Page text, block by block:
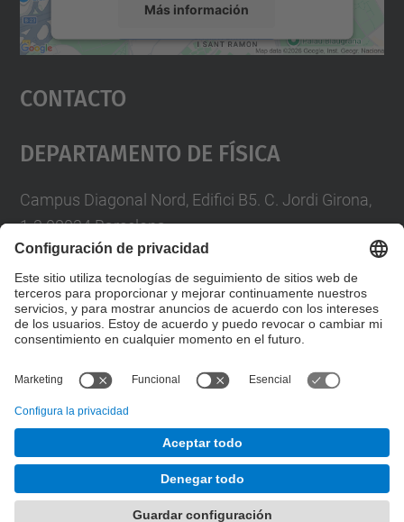
Más información
Aceptar
powered by
Contacto
Departamento De Física
Campus Diagonal Nord, Edifici B5. C. Jordi Girona,
1-3 08034 Barcelona
A/e usd.utgcnticupc.edu
Formulario de contacto
Departamento de Física
Desarrollado con